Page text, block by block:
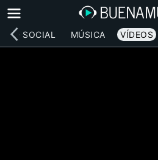
RED SOCIAL MÚSICA VÍDEOS